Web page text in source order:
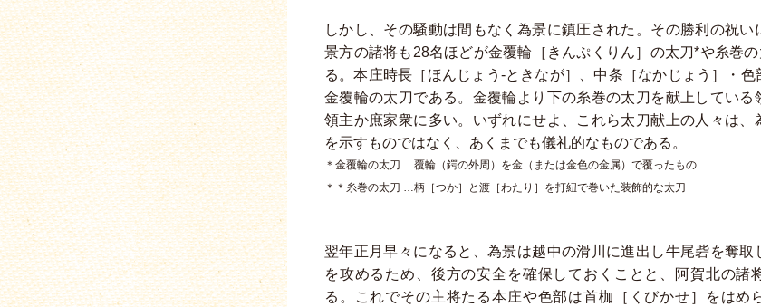
しかし、その騒動は間もなく為景に鎮圧された。その勝利の祝い
景方の諸将も28名ほどが金覆輪［きんぷくりん］の太刀*や糸巻
る。本庄時長［ほんじょう-ときなが］、中条［なかじょう］・色
金覆輪の太刀である。金覆輪より下の糸巻の太刀を献上している
領主か庶家衆に多い。いずれにせよ、これら太刀献上の人々は、
を示すものではなく、あくまでも儀礼的なものである。
＊金覆輪の太刀 …覆輪（鍔の外周）を金（または金色の金属）で覆ったもの
＊＊糸巻の太刀 …柄［つか］と渡［わたり］を打紐で巻いた装飾的な太刀
翌年正月早々になると、為景は越中の滑川に進出し牛尾砦を奪取
を攻めるため、後方の安全を確保しておくことと、阿賀北の諸
る。これでその主将たる本庄や色部は首枷［くびかせ］をはめ